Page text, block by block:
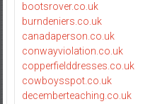
bootsrover.co.uk
burndeniers.co.uk
canadaperson.co.uk
conwayviolation.co.uk
copperfielddresses.co.uk
cowboysspot.co.uk
decemberteaching.co.uk